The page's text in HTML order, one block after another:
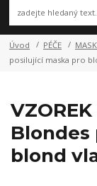
Úvod PÉČE
posilující maska pro
Blondes
blond